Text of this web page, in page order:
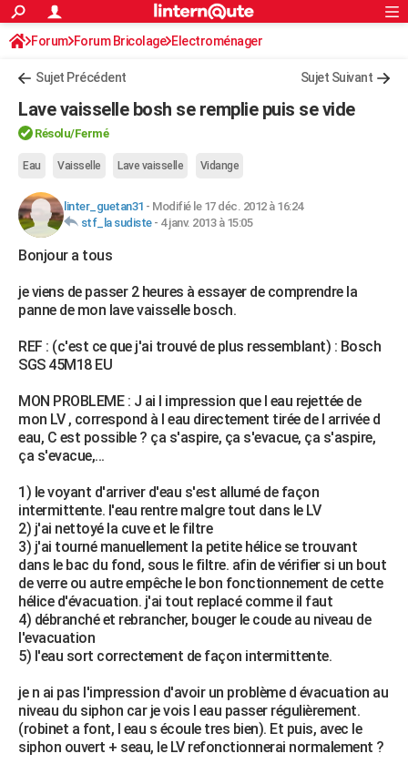
ACTUALITÉS
Politique
Société
Faits Divers
Education
Monde
Villes
+
Programme TV
TNTStreaming
Cinéma
Sorties cinéma
Musique
+FINANCE
Retraite
Impôts
Epargne
Immobilier
Risques naturels par ville
Banque
Assurance
Crédit
AUTO
Essais
Réserver un essai
Citadines
Berlines
SUV
Forum auto
+
HIGH-TECH
Mobiles
Meilleur smartphone
Internet
Ordinateurs
Jeux vidéo
Guide high-tech
Guides de France
Escapades
Patrimoine
Expositions
Musées
Week-end nature
LIFESTYLE
Art de vivre
Bien-être
Loisirs
Mode
Modes de vie
SANTE
VOYAGE
Destinations
City break
Voyage nature
Voyage de noces
Forum
Climat
+PHOTO
GUIDES D'ACHAT
BONS PLANS
CARTE DE VOEUX
Carte de Noël
Carte Bonne année
Carte Saint-Valentin
Carte Pâques
Carte d'anniversaire
DICTIONNAIRE
Dictionnaire
Biographies
Citations
Expressions
Proverbes
PROGRAMME TV
COPAINS D'AVANT
S'inscrire
Se connecter
Lycées
Collèges
Primaires
Universités
Entreprises
Service militaire
Avis de recherche
AVIS DE DÉCÈS
FORUM
Bricolage
Lifestyle
Culture
Sport
Auto
Television
Voyage
Cinema
S'inscrire
Connexion
Forum Forum Bricolage Electroménager
Sujet Précédent Sujet Suivant
Lave vaisselle bosh se remplie puis se vide
Résolu/Fermé
Eau Vaisselle Lave vaisselle Vidange
linter_guetan31 - Modifié le 17 déc. 2012 à 16:24
stf_la sudiste- 4 janv. 2013 à 15:05
Bonjour a tous
je viens de passer 2 heures à essayer de comprendre la
panne de mon lave vaisselle bosch.
REF : (c'est ce que j'ai trouvé de plus ressemblant) : Bosch
SGS 45M18 EU
MON PROBLEME : J ai l impression que l eau rejettée de
mon LV , correspond à l eau directement tirée de l arrivée d
eau, C est possible ? ça s'aspire, ça s'evacue, ça s'aspire,
ça s'evacue,...
1) le voyant d'arriver d'eau s'est allumé de façon
intermittente. l'eau rentre malgre tout dans le LV
2) j'ai nettoyé la cuve et le filtre
3) j'ai tourné manuellement la petite hélice se trouvant
dans le bac du fond, sous le filtre. afin de vérifier si un bout
de verre ou autre empêche le bon fonctionnement de cette
hélice d'évacuation. j'ai tout replacé comme il faut
4) débranché et rebrancher, bouger le coude au niveau de
l'evacuation
5) l'eau sort correctement de façon intermittente.
je n ai pas l'impression d'avoir un problème d évacuation au
niveau du siphon car je vois l eau passer régulièrement.
(robinet a font, l eau s écoule tres bien). Et puis, avec le
siphon ouvert + seau, le LV refonctionnerai normalement ?